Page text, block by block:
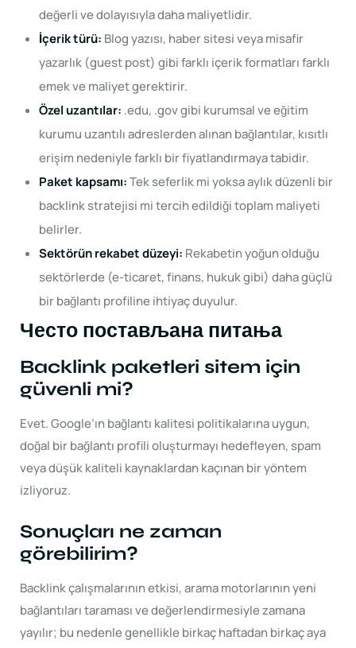
değerli ve dolayısıyla daha maliyetlidir.
İçerik türü: Blog yazısı, haber sitesi veya misafir
yazarlık (guest post) gibi farklı içerik formatları farklı
emek ve maliyet gerektirir.
Özel uzantılar: .edu, .gov gibi kurumsal ve eğitim
kurumu uzantılı adreslerden alınan bağlantılar, kısıtlı
erişim nedeniyle farklı bir fiyatlandırmaya tabidir.
Paket kapsamı:Tek seferlik mi yoksa aylık düzenli bir
backlink stratejisi mi tercih edildiği toplam maliyeti
belirler.
Sektörün rekabet düzeyi: Rekabetin yoğun olduğu
sektörlerde (e-ticaret, finans, hukuk gibi) daha güçlü
bir bağlantı profiline ihtiyaç duyulur.
Често постављана питања
Backlink paketleri sitem için
güvenli mi?
Evet. Google’ın bağlantı kalitesi politikalarına uygun,
doğal bir bağlantı profili oluşturmayı hedefleyen, spam
veya düşük kaliteli kaynaklardan kaçınan bir yöntem
izliyoruz.
Sonuçları ne zaman
görebilirim?
Backlink çalışmalarının etkisi, arama motorlarının yeni
bağlantıları taraması ve değerlendirmesiyle zamana
yayılır; bu nedenle genellikle birkaç haftadan birkaç aya